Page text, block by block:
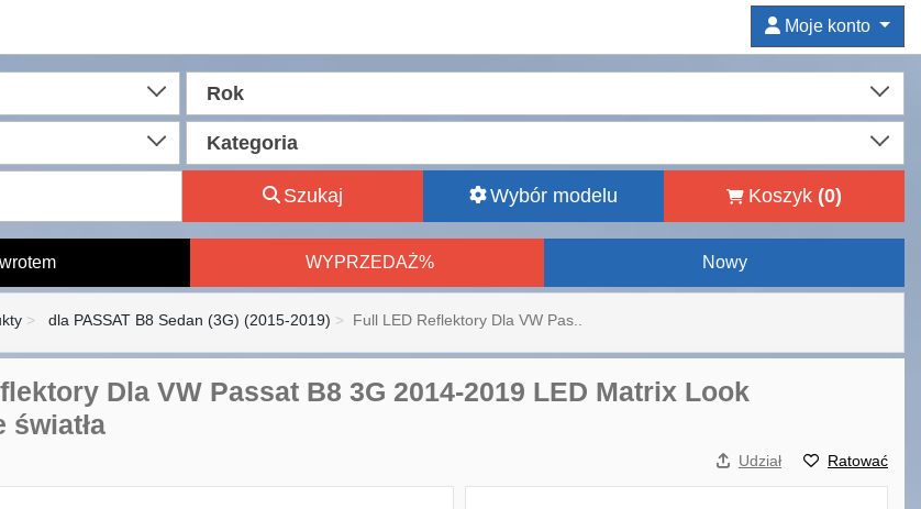
Moje konto
Rok
Kategoria
Szukaj Wybór modelu Koszyk (0)
WYPRZEDAŻ% Nowy
dla PASSAT B8 Sedan (3G) (2015-2019) Full LED Reflektory Dla VW Pas..
Dla VW Passat B8 3G 2014-2019 LED Matrix Look
światła
Udział Ratować